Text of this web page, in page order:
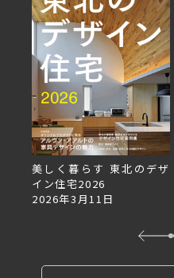
美しく暮らす 東北のデザ
イン住宅2026
2026年3月11日